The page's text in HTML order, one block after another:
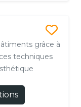
grâce à
techniques